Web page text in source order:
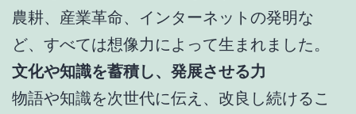
農耕、産業革命、インターネットの発明な
ど、すべては想像力によって生まれました。
文化や知識を蓄積し、発展させる力
物語や知識を次世代に伝え、改良し続けるこ